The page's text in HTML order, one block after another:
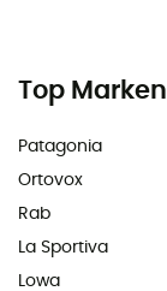
Top Marken
Patagonia
Ortovox
Rab
La Sportiva
Lowa